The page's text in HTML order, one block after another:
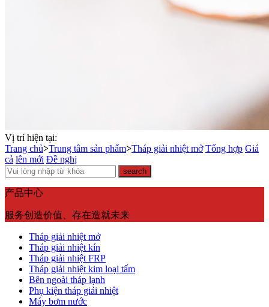
Vị trí hiện tại:
Trang chủ>Trung tâm sản phẩm>Tháp giải nhiệt mở Tổng hợp Giá
cả lên mới Đề nghị
产品中心
服务创造价值、存在造就未来
Tháp giải nhiệt mở
Tháp giải nhiệt kín
Tháp giải nhiệt FRP
Tháp giải nhiệt kim loại tấm
Bên ngoài tháp lạnh
Phụ kiện tháp giải nhiệt
Máy bơm nước